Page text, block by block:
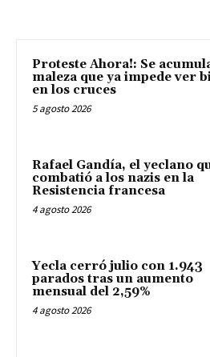
Proteste Ahora!: Se
maleza que ya impede ver
en los cruces
5 agosto 2026
Rafael Gandía, el yeclano
combatió a los nazis en la
Resistencia francesa
4 agosto 2026
Yecla cerró julio con 1.943
parados tras un aumento
mensual del 2,59%
4 agosto 2026